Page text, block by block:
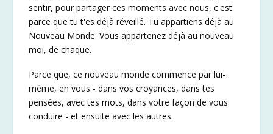
sentir, pour partager ces moments avec nous, c'est
parce que tu t'es déjà réveillé. Tu appartiens déjà au
Nouveau Monde. Vous appartenez déjà au nouveau
moi, de chaque.
Parce que, ce nouveau monde commence par lui-
même, en vous - dans vos croyances, dans tes
pensées, avec tes mots, dans votre façon de vous
conduire - et ensuite avec les autres.